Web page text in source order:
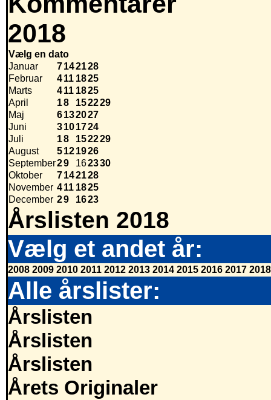
2018
Vælg en dato
Januar
7142128
Februar
411 1825
Marts
411 1825
April
18 152229
Maj
6132027
Juni
3101724
Juli
18 152229
August
5121926
September29 162330
Oktober
7142128
November 411 1825
December 29 1623
Årslisten 2018
Vælg et andet år:
2008 2009 2010 2011 2012 2013 2014 2015 2016 2017 2018
Alle årslister:
Årslisten
Årslisten
Årslisten
Årets Originaler